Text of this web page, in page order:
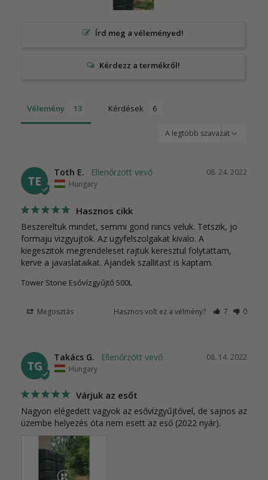
Írd meg a véleményed!
Vélemény Kérdések
TE
08. 24. 2022
Toth E.
Hungary
Hasznos cikk
Beszereltuk mindet, semmi gond nincs veluk. Tetszik, jo
formaju vizgyujtok. Az ugyfelszolgakat kivalo. A
kiegeszitok megrendeleset rajtuk keresztul folytattam,
kerve a javaslataikat. Ajandek szallitast is kaptam.
Tower Stone Esővízgyűjtő 500L
Megosztás Hasznos volt ez a vélmény? 7 0
TG
08. 14. 2022
Takács G.
Hungary
Várjuk az esőt
Nagyon elégedett vagyok az esővízgyűjtővel, de sajnos az
üzembe helyezés óta nem esett az eső (2022 nyár).